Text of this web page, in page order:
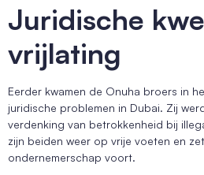
Juridische
vrijlating
Eerder kwamen de Onuha broers in
juridische problemen in Dubai. Zij
verdenking van betrokkenheid bij
zijn beiden weer op vrije voeten en
ondernemerschap voort.